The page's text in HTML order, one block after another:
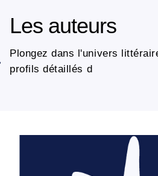
Les auteurs
Plongez dans l'univers
profils détaillés d